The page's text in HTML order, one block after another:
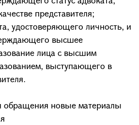
представителя;
удостоверяющего личность, и
высшее
лица с высшим
выступающего в
обращения новые материалы